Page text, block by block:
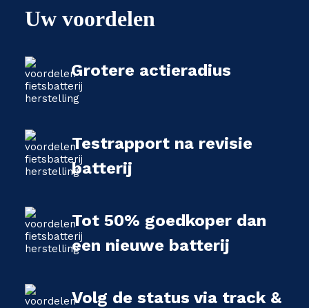
Uw voordelen
Grotere actieradius
Testrapport na revisie
batterij
Tot 50% goedkoper dan
een nieuwe batterij
Volg de status via track &